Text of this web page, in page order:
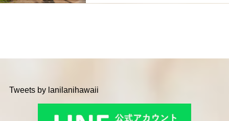
Tweets by lanilanihawaii